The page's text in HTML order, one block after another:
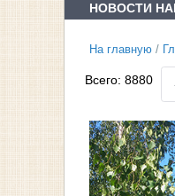
НОВОСТИ
На главную /
Всего:8880